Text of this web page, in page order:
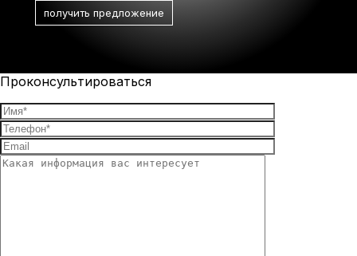
Проконсультироваться